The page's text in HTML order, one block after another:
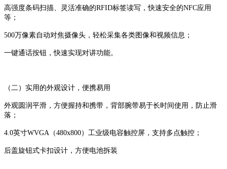
高强度条码扫描、灵活准确的RFID标签读写，快速安全的NFC应用
等；
500万像素自动对焦摄像头，轻松采集各类图像和视频信息；
一键通话按钮，快速实现对讲功能。
（二）实用的外观设计，便携易用
外观圆润平滑，方便握持和携带，背部腕带易于长时间使用，防止滑
落；
4.0英寸WVGA（480x800）工业级电容触控屏，支持多点触控；
后盖旋钮式卡扣设计，方便电池拆装